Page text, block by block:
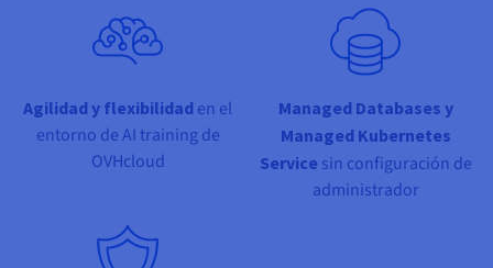
Agilidad y flexibilidad en el
entorno de AI training de
OVHcloud
Managed Databases y
Managed Kubernetes
Service sin configuración de
administrador